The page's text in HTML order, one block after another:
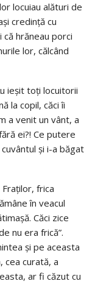
locuiau alături de
credinţă cu
că hrăneau porci
lor, călcând
ieşit toţi locuitorii
la copil, căci îi
a venit un vânt, a
ei?! Ce putere
şi i-a băgat
frica
în veacul
Căci zice
nu era frică”.
şi pe aceasta
cea curată, a
ar fi căzut cu